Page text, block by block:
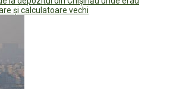
și calculatoare vechi